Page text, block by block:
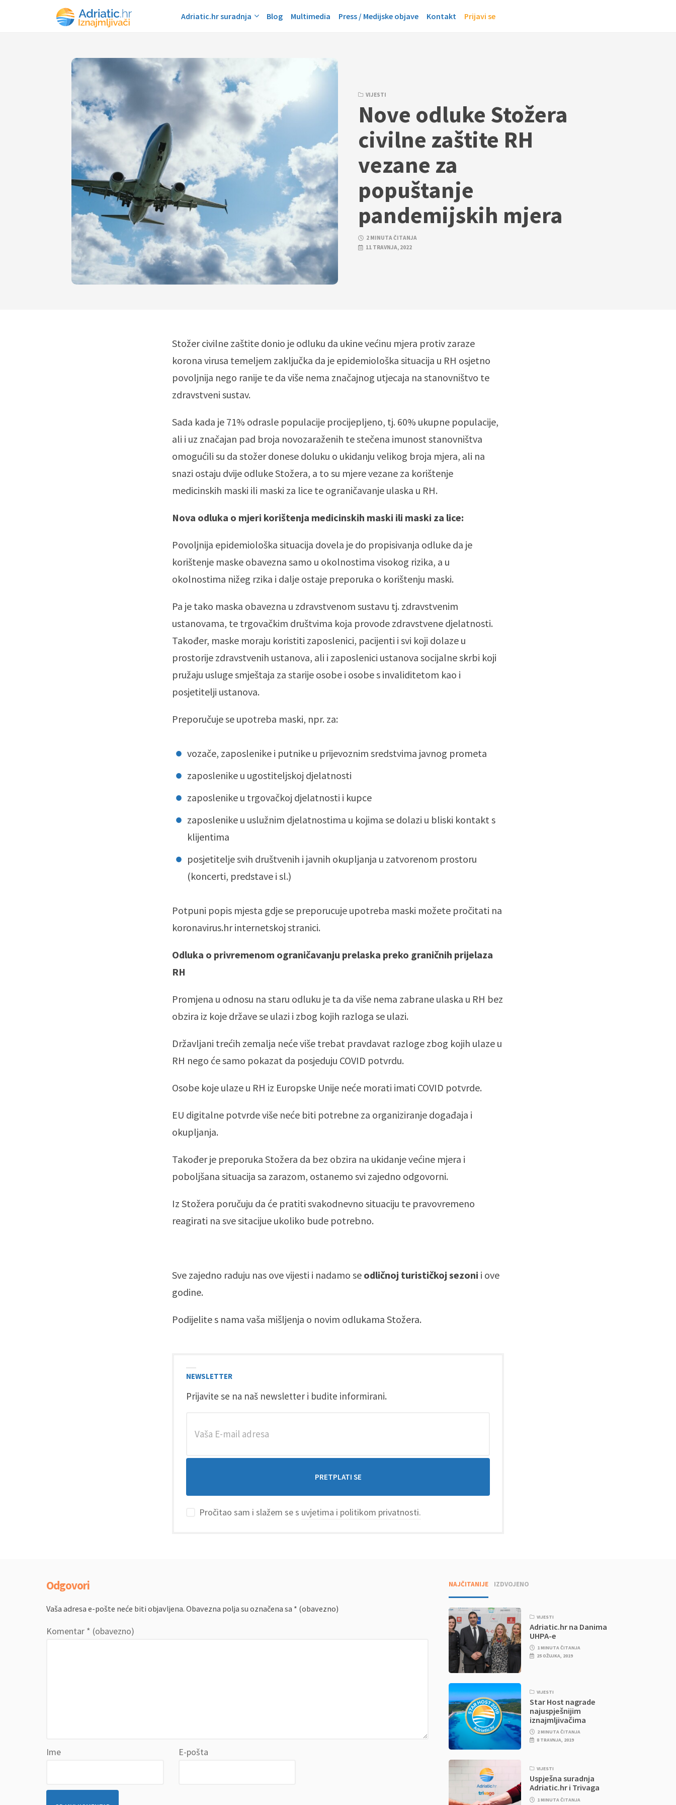
Adriatic.hr suradnja Blog Multimedia Press / Medijske objave Kontakt Prijavi se
VIJESTI
Nove odluke Stožera
civilne zaštite RH
vezane za
popuštanje
pandemijskih mjera
2 MINUTA ČITANJA
11 TRAVNJA, 2022
Stožer civilne zaštite donio je odluku da ukine većinu mjera protiv zaraze
korona virusa temeljem zaključka da je epidemiološka situacija u RH osjetno
povoljnija nego ranije te da više nema značajnog utjecaja na stanovništvo te
zdravstveni sustav.
Sada kada je 71% odrasle populacije procijepljeno, tj. 60% ukupne populacije,
ali i uz značajan pad broja novozaraženih te stečena imunost stanovništva
omogućili su da stožer donese doluku o ukidanju velikog broja mjera, ali na
snazi ostaju dvije odluke Stožera, a to su mjere vezane za korištenje
medicinskih maski ili maski za lice te ograničavanje ulaska u RH.
Nova odluka o mjeri korištenja medicinskih maski ili maski za lice:
Povoljnija epidemiološka situacija dovela je do propisivanja odluke da je
korištenje maske obavezna samo u okolnostima visokog rizika, a u
okolnostima nižeg rzika i dalje ostaje preporuka o korištenju maski.
Pa je tako maska obavezna u zdravstvenom sustavu tj. zdravstvenim
ustanovama, te trgovačkim društvima koja provode zdravstvene djelatnosti.
Također, maske moraju koristiti zaposlenici, pacijenti i svi koji dolaze u
prostorije zdravstvenih ustanova, ali i zaposlenici ustanova socijalne skrbi koji
pružaju usluge smještaja za starije osobe i osobe s invaliditetom kao i
posjetitelji ustanova.
Preporučuje se upotreba maski, npr. za:
vozače, zaposlenike i putnike u prijevoznim sredstvima javnog prometa
zaposlenike u ugostiteljskoj djelatnosti
zaposlenike u trgovačkoj djelatnosti i kupce
zaposlenike u uslužnim djelatnostima u kojima se dolazi u bliski kontakt s
klijentima
posjetitelje svih društvenih i javnih okupljanja u zatvorenom prostoru
(koncerti, predstave i sl.)
Potpuni popis mjesta gdje se preporucuje upotreba maski možete pročitati na
koronavirus.hr internetskoj stranici.
Odluka o privremenom ograničavanju prelaska preko graničnih prijelaza
RH
Promjena u odnosu na staru odluku je ta da više nema zabrane ulaska u RH bez
obzira iz koje države se ulazi i zbog kojih razloga se ulazi.
Državljani trećih zemalja neće više trebat pravdavat razloge zbog kojih ulaze u
RH nego će samo pokazat da posjeduju COVID potvrdu.
Osobe koje ulaze u RH iz Europske Unije neće morati imati COVID potvrde.
EU digitalne potvrde više neće biti potrebne za organiziranje događaja i
okupljanja.
Također je preporuka Stožera da bez obzira na ukidanje većine mjera i
poboljšana situacija sa zarazom, ostanemo svi zajedno odgovorni.
Iz Stožera poručuju da će pratiti svakodnevno situaciju te pravovremeno
reagirati na sve sitacijue ukoliko bude potrebno.
Sve zajedno raduju nas ove vijesti i nadamo se odličnoj turističkoj sezoni i ove
godine.
Podijelite s nama vaša mišljenja o novim odlukama Stožera.
NEWSLETTER
Prijavite se na naš newsletter i budite informirani.
Pročitao sam i slažem se s uvjetima i politikom privatnosti.
Odgovori
Vaša adresa e-pošte neće biti objavljena. Obavezna polja su označena sa * (obavezno)
Komentar * (obavezno)
Ime E-pošta
NAJČITANIJE IZDVOJENO
VIJESTI
Adriatic.hr na Danima
UHPA-e
1 MINUTA ČITANJA
25 OŽUJKA, 2019
VIJESTI
Star Host nagrade
najuspješnijim
iznajmljivačima
2 MINUTA ČITANJA
8 TRAVNJA, 2019
VIJESTI
Uspješna suradnja
Adriatic.hr i Trivaga
1 MINUTA ČITANJA